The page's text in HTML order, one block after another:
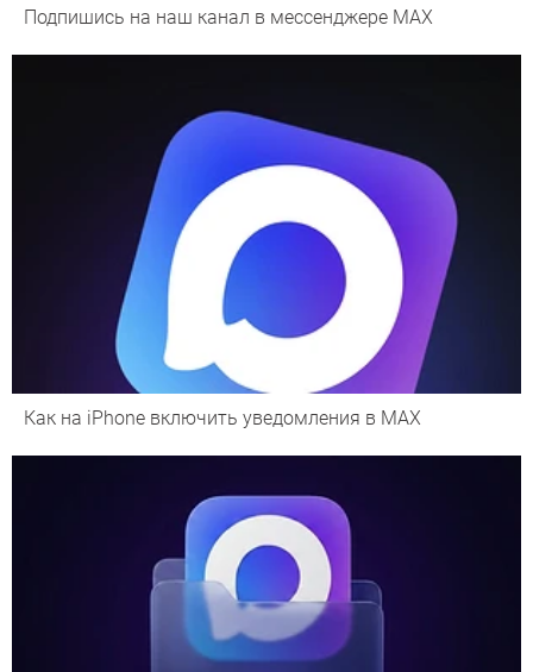
Подпишись на наш канал в мессенджере МАХ
Как на iPhone включить уведомления в MAX